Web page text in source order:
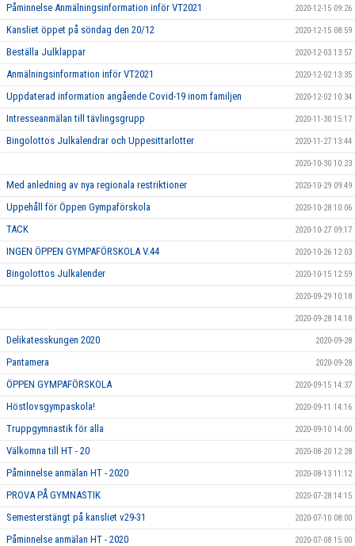
Påminnelse Anmälningsinformation inför VT2021 2020-12-15 09:26
Kansliet öppet på söndag den 20/12 2020-12-15 08:59
Beställa Julklappar 2020-12-03 13:57
Anmälningsinformation inför VT2021 2020-12-02 13:35
Uppdaterad information angående Covid-19 inom familjen 2020-12-02 10:34
Intresseanmälan till tävlingsgrupp 2020-11-30 15:17
Bingolottos Julkalendrar och Uppesittarlotter 2020-11-27 13:44
2020-10-30 10:23
Med anledning av nya regionala restriktioner 2020-10-29 09:49
Uppehåll för Öppen Gympaförskola 2020-10-28 10:06
TACK 2020-10-27 09:17
INGEN ÖPPEN GYMPAFÖRSKOLA V.44 2020-10-26 12:03
Bingolottos Julkalender 2020-10-15 12:59
2020-09-29 10:18
2020-09-28 14:18
Delikatesskungen 2020 2020-09-28
Pantamera 2020-09-28
ÖPPEN GYMPAFÖRSKOLA 2020-09-15 14:37
Höstlovsgympaskola! 2020-09-11 14:16
Truppgymnastik för alla 2020-09-10 14:00
Välkomna till HT - 20 2020-08-20 12:28
Påminnelse anmälan HT - 2020 2020-08-13 11:12
PROVA PÅ GYMNASTIK 2020-07-28 14:15
Semesterstängt på kansliet v29-31 2020-07-10 08:00
Påminnelse anmälan HT - 2020 2020-07-08 15:00